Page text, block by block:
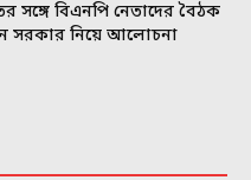
সঙ্গে বিএনপি নেতাদের বৈঠক
সরকার নিয়ে আলোচনা